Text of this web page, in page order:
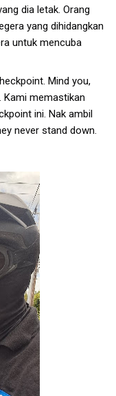
dia letak. Orang
yang dihidangkan
untuk mencuba
Mind you,
Kami memastikan
ini. Nak ambil
never stand down.